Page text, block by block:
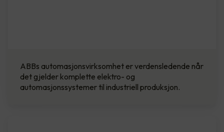
ABBs automasjonsvirksomhet er verdensledende når
det gjelder komplette elektro- og
automasjonssystemer til industriell produksjon.